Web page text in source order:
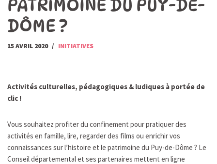
PATRIMOINE DU PUY-DE-
DÔME ?
15 AVRIL 2020 INITIATIVES
Activités culturelles, pédagogiques & ludiques à portée de
clic !
Vous souhaitez profiter du confinement pour pratiquer des
activités en famille, lire, regarder des films ou enrichir vos
connaissances sur l’histoire et le patrimoine du Puy-de-Dôme ? Le
Conseil départemental et ses partenaires mettent en ligne